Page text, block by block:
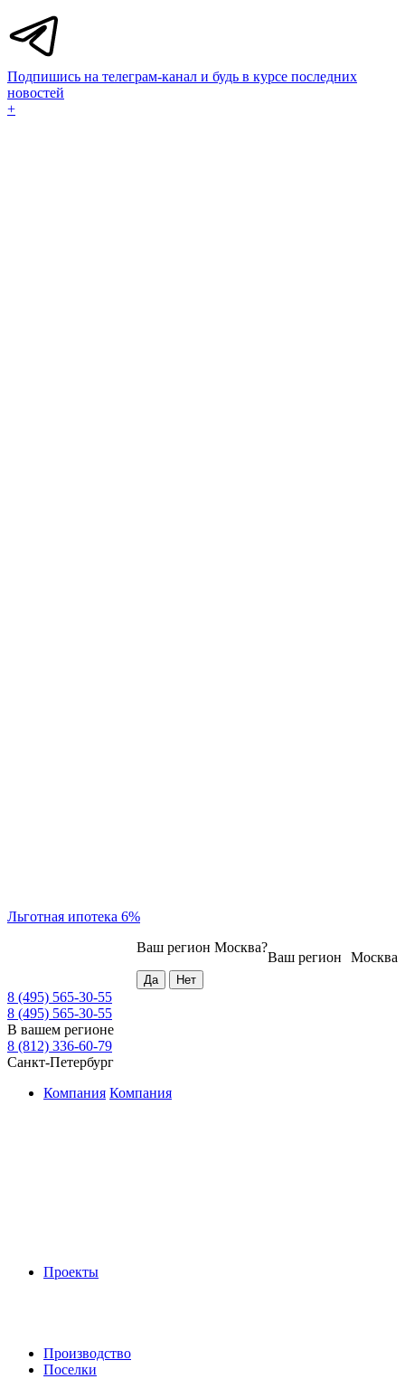
Подпишись на телеграм-канал и будь в курсе последних
новостей
+
Льготная ипотека 6%
Москва
Ваш регион
Ваш регион Москва?
8 (495) 565-30-55
8 (495) 565-30-55
В вашем регионе
8 (812) 336-60-79
Санкт-Петербург
Компания Компания
Проекты
Производство
Поселки